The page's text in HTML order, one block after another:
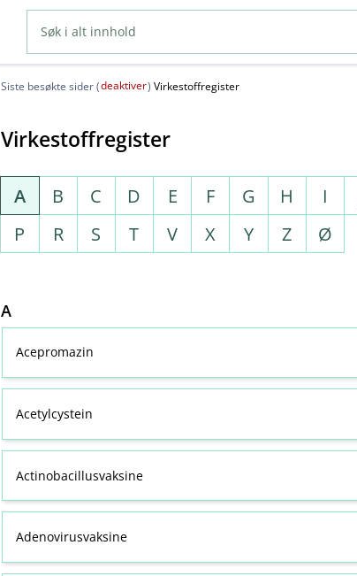
Siste besøkte sider (deaktiver) Virkestoffregister
Virkestoffregister
A B C D E F G H I
P
R S T V X Y Z Ø
A
Acepromazin
Acetylcystein
Actinobacillusvaksine
Adenovirusvaksine